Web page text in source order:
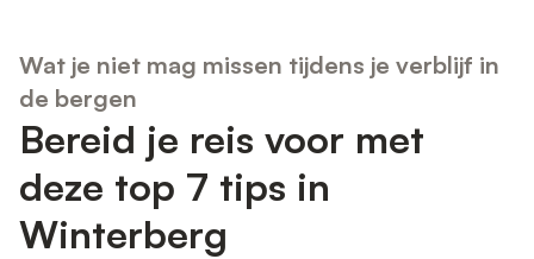
Wat je niet mag missen tijdens je verblijf in
de bergen
Bereid je reis voor met
deze top 7 tips in
Winterberg